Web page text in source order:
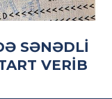
SƏNƏDLI
VERIB